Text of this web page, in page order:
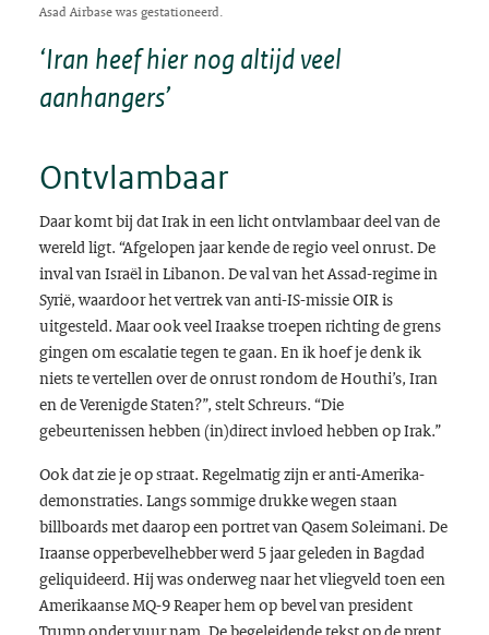
Asad Airbase was gestationeerd.
‘Iran heef hier nog altijd veel
aanhangers’
Ontvlambaar
Daar komt bij dat Irak in een licht ontvlambaar deel van de
wereld ligt. “Afgelopen jaar kende de regio veel onrust. De
inval van Israël in Libanon. De val van het Assad-regime in
Syrië, waardoor het vertrek van anti-IS-missie OIR is
uitgesteld. Maar ook veel Iraakse troepen richting de grens
gingen om escalatie tegen te gaan. En ik hoef je denk ik
niets te vertellen over de onrust rondom de Houthi’s, Iran
en de Verenigde Staten?”, stelt Schreurs. “Die
gebeurtenissen hebben (in)direct invloed hebben op Irak.”
Ook dat zie je op straat. Regelmatig zijn er anti-Amerika-
demonstraties. Langs sommige drukke wegen staan
billboards met daarop een portret van Qasem Soleimani. De
Iraanse opperbevelhebber werd 5 jaar geleden in Bagdad
geliquideerd. Hij was onderweg naar het vliegveld toen een
Amerikaanse MQ-9 Reaper hem op bevel van president
Trump onder vuur nam. De begeleidende tekst op de prent